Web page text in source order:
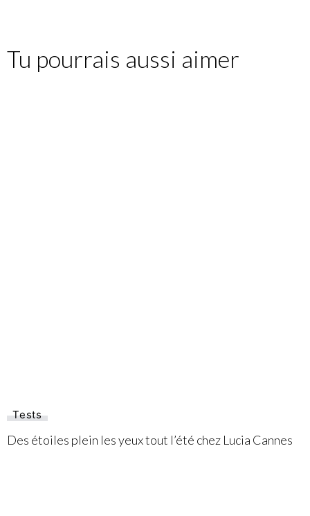
Tu pourrais aussi aimer
Tests
Des étoiles plein les yeux tout l’été chez Lucia Cannes